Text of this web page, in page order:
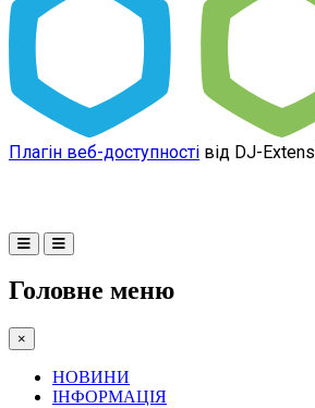
Плагін веб-доступності від DJ-
Головне меню
×
НОВИНИ
ІНФОРМАЦІЯ